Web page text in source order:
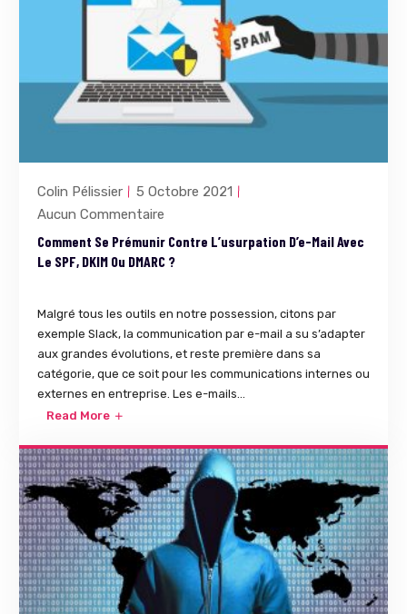
Colin Pélissier
5 Octobre 2021
Aucun Commentaire
Comment Se Prémunir Contre L’usurpation D’e-Mail Avec
Le SPF, DKIM Ou DMARC ?
Malgré tous les outils en notre possession, citons par
exemple Slack, la communication par e-mail a su s’adapter
aux grandes évolutions, et reste première dans sa
catégorie, que ce soit pour les communications internes ou
externes en entreprise. Les e-mails...
Read More